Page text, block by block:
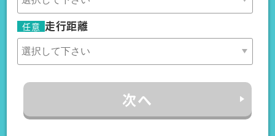
任意 走行距離
次へ